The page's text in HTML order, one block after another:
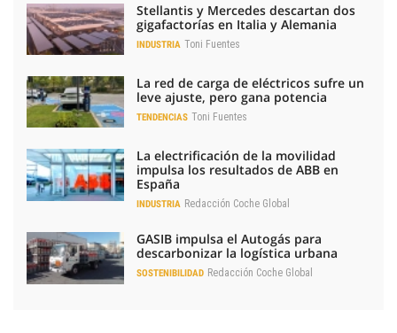
Stellantis y Mercedes descartan dos
gigafactorías en Italia y Alemania
INDUSTRIA Toni Fuentes
La red de carga de eléctricos sufre un
leve ajuste, pero gana potencia
TENDENCIAS Toni Fuentes
La electrificación de la movilidad
impulsa los resultados de ABB en
España
INDUSTRIA Redacción Coche Global
GASIB impulsa el Autogás para
descarbonizar la logística urbana
SOSTENIBILIDAD Redacción Coche Global